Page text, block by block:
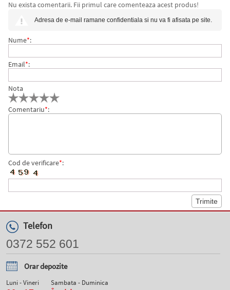
CERTIFICARE FSC, A4, 250 COLI, LEITZ
Nu exista comentarii. Fii primul care comenteaza acest produs!
Adresa de e-mail ramane confidentiala si nu va fi afisata pe site.
Nume*:
Email*:
Nota
Comentariu*:
Cod de verificare*:
Telefon
0372 552 601
Orar depozite
Luni - Vineri Sambata - Duminica